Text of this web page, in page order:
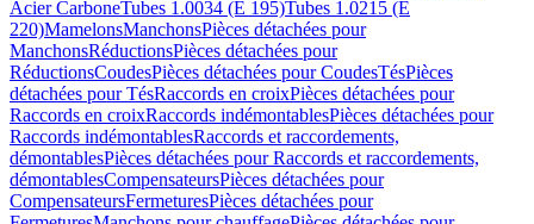
Acier CarboneTubes 1.0034 (E 195)Tubes 1.0215 (E
220)MamelonsManchonsPièces détachées pour
ManchonsRéductionsPièces détachées pour
RéductionsCoudesPièces détachées pour CoudesTésPièces
détachées pour TésRaccords en croixPièces détachées pour
Raccords en croixRaccords indémontablesPièces détachées pour
Raccords indémontablesRaccords et raccordements,
démontablesPièces détachées pour Raccords et raccordements,
démontablesCompensateursPièces détachées pour
CompensateursFermeturesPièces détachées pour